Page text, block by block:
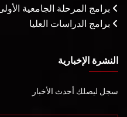
برامج المرحلة الجامعية
برامج الدراسات العليا
النشرة الإخبارية
سجل ليصلك أحدث الأخبار